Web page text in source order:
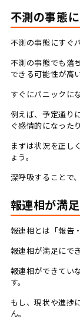
不測の事態
不測の事態にすぐ
不測の事態でも落
できる可能性が高
すぐにパニックに
例えば、予定通り
ぐ感情的になった
まずは状況を正し
ょう。
深呼吸することで
報連相が満
報連相とは「報告
報連相が満足にで
報連相ができてい
す。
もし、現状や進捗
ん。